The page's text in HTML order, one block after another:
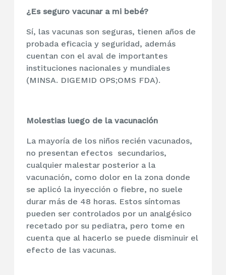
¿Es seguro vacunar a mi bebé?
Sí, las vacunas son seguras, tienen años de
probada eficacia y seguridad, además
cuentan con el aval de importantes
instituciones nacionales y mundiales
(MINSA. DIGEMID OPS;OMS FDA).
Molestias luego de la vacunación
La mayoría de los niños recién vacunados,
no presentan efectos secundarios,
cualquier malestar posterior a la
vacunación, como dolor en la zona donde
se aplicó la inyección o fiebre, no suele
durar más de 48 horas. Estos síntomas
pueden ser controlados por un analgésico
recetado por su pediatra, pero tome en
cuenta que al hacerlo se puede disminuir el
efecto de las vacunas.